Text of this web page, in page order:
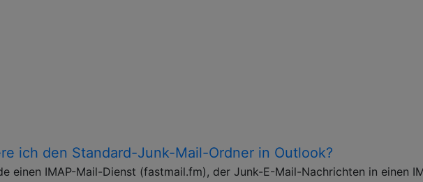
ich den Standard-Junk-Mail-Ordner in Outlook?
einen IMAP-Mail-Dienst (fastmail.fm), der Junk-E-Mail-Nachrichten in einen